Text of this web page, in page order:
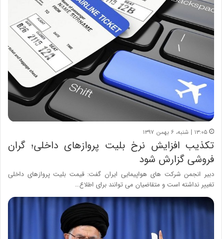
۱۳:۰۵ | شنبه، ۶ بهمن ۱۳۹۷
تکذیب افزایش نرخ بلیت پروازهای داخلی؛ گران
فروشی گزارش شود
دبیر انجمن شرکت های هواپیمایی ایران گفت: قیمت بلیت پروازهای داخلی
تغییر نداشته است و متقاضیان می توانند برای اطلاع…